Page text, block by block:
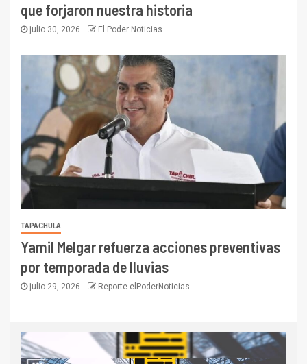
que forjaron nuestra historia
julio 30, 2026 El Poder Noticias
TAPACHULA
Yamil Melgar refuerza acciones preventivas
por temporada de lluvias
julio 29, 2026 Reporte elPoderNoticias
Reproductor
de